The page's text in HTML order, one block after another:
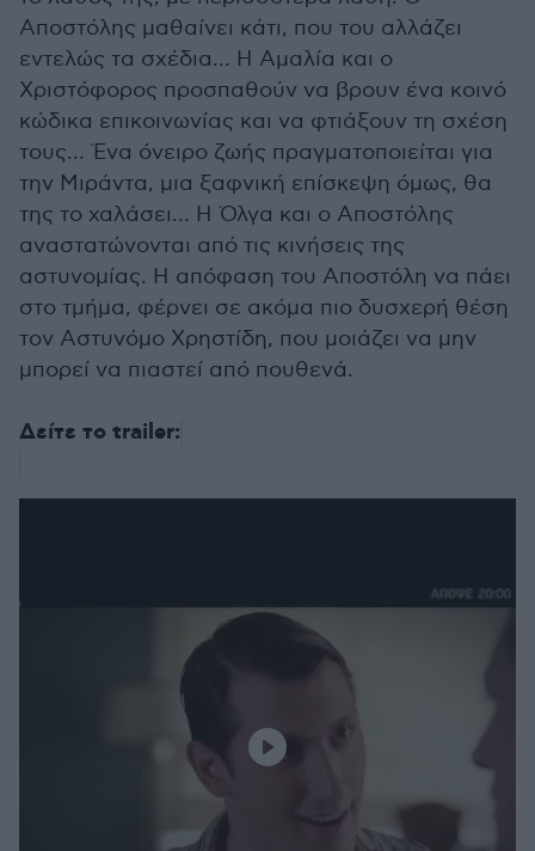
Αποστόλης μαθαίνει κάτι, που του αλλάζει
εντελώς τα σχέδια… Η Αμαλία και ο
Χριστόφορος προσπαθούν να βρουν ένα κοινό
κώδικα επικοινωνίας και να φτιάξουν τη σχέση
τους… Ένα όνειρο ζωής πραγματοποιείται για
την Μιράντα, μια ξαφνική επίσκεψη όμως, θα
της το χαλάσει… Η Όλγα και ο Αποστόλης
αναστατώνονται από τις κινήσεις της
αστυνομίας. Η απόφαση του Αποστόλη να πάει
στο τμήμα, φέρνει σε ακόμα πιο δυσχερή θέση
τον Αστυνόμο Χρηστίδη, που μοιάζει να μην
μπορεί να πιαστεί από πουθενά.
Δείτε το trailer: